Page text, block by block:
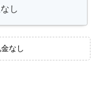
なし